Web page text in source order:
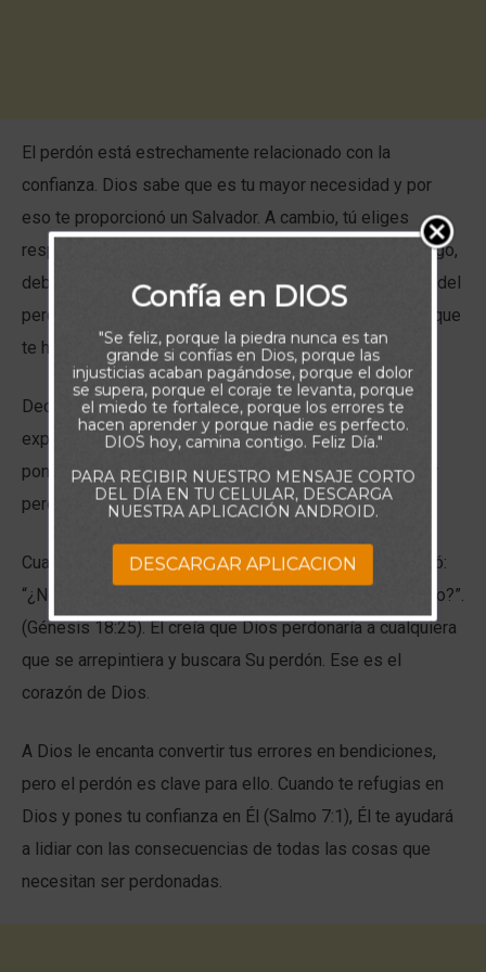
El perdón está estrechamente relacionado con la
confianza. Dios sabe que es tu mayor necesidad y por
eso te proporcionó un Salvador. A cambio, tú eliges
responderle con fe, confiando en que Él te salvará. Luego,
debes extender el perdón a los demás, tanto la noticia del
perdón de Dios en Cristo como tu propio perdón a los que
te han hecho daño personalmente.
Decir “lo siento” es un comienzo, pero sólo puede
expresar tu pesar. Pedirle a alguien que te perdone es
poner el poder en sus manos. Es un don perdonar y ser
perdonado.
Cuando Abram intercedió en favor de Sodoma, preguntó:
“¿No debe el Juez de toda la tierra hacer lo que es justo?”.
(Génesis 18:25). Él creía que Dios perdonaría a cualquiera
que se arrepintiera y buscara Su perdón. Ese es el
corazón de Dios.
A Dios le encanta convertir tus errores en bendiciones,
pero el perdón es clave para ello. Cuando te refugias en
Dios y pones tu confianza en Él (Salmo 7:1), Él te ayudará
a lidiar con las consecuencias de todas las cosas que
necesitan ser perdonadas.
Confía en DIOS
"Se feliz, porque la piedra nunca es tan
grande si confías en Dios, porque las
injusticias acaban pagándose, porque el dolor
se supera, porque el coraje te levanta, porque
el miedo te fortalece, porque los errores te
hacen aprender y porque nadie es perfecto.
DIOS hoy, camina contigo. Feliz Día."
PARA RECIBIR NUESTRO MENSAJE CORTO
DEL DÍA EN TU CELULAR, DESCARGA
NUESTRA APLICACIÓN ANDROID.
DESCARGAR APLICACION